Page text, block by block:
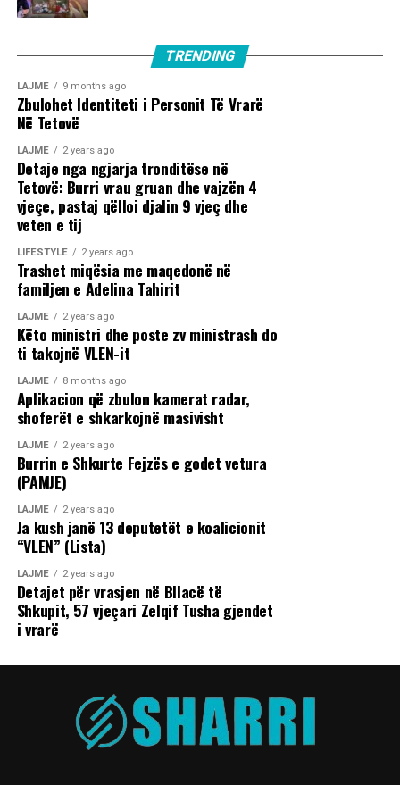
TRENDING
LAJME 9 months ago
Zbulohet Identiteti i Personit Të Vrarë
Në Tetovë
LAJME 2 years ago
Detaje nga ngjarja tronditëse në
Tetovë: Burri vrau gruan dhe vajzën 4
vjeçe, pastaj qëlloi djalin 9 vjeç dhe
veten e tij
LIFESTYLE 2 years ago
Trashet miqësia me maqedonë në
familjen e Adelina Tahirit
LAJME 2 years ago
Këto ministri dhe poste zv ministrash do
ti takojnë VLEN-it
LAJME 8 months ago
Aplikacion që zbulon kamerat radar,
shoferët e shkarkojnë masivisht
LAJME 2 years ago
Burrin e Shkurte Fejzës e godet vetura
(PAMJE)
LAJME 2 years ago
Ja kush janë 13 deputetët e koalicionit
“VLEN” (Lista)
LAJME 2 years ago
Detajet për vrasjen në Bllacë të
Shkupit, 57 vjeçari Zelqif Tusha gjendet
i vrarë